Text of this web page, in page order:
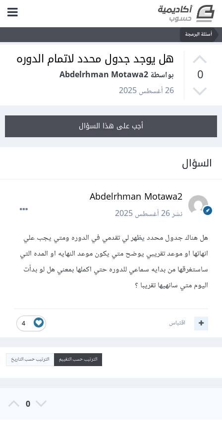
أسئلة البرمجة
0
هل يوجد جدول محدد لاتمام الدوره
بواسطة Abdelrhman Motawa2
26 أغسطس 2025
أجب على هذا السؤال
السؤال
Abdelrhman Motawa2
نشر26 أغسطس 2025
هل هناك جدول محدد يظهر لي تقدمي في الدوره ومتي يجب علي
انهائها او موعد تقريبي يوضح متي يكون موعد النهايه او المده التي
ساستغرقها من بدايه سماعي للدوره حتي اكملها بمعني هل لو بدأت
اليوم متي سانهيها تقريبا ؟
4 اقتباس
الترتيب حسب التقييم الترتيب حسب التاريخ
0